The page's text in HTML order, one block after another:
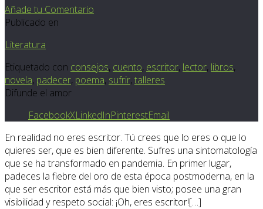
Añade tu Comentario
Publicado en
Literatura
Etiquetado con consejos, cuento, escritor, lector, libros,
novela, padecer, poema, sufrir, talleres
Difunde el amor
FacebookXLinkedInPinterestEmail
En realidad no eres escritor. Tú crees que lo eres o que lo
quieres ser, que es bien diferente. Sufres una sintomatología
que se ha transformado en pandemia. En primer lugar,
padeces la fiebre del oro de esta época postmoderna, en la
que ser escritor está más que bien visto; posee una gran
visibilidad y respeto social: ¡Oh, eres escritor![…]